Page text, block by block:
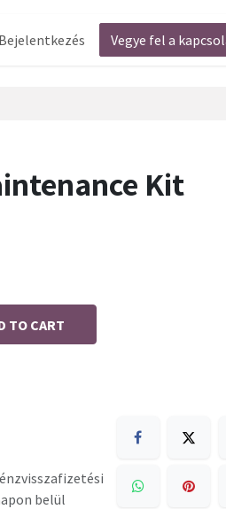
Bejelentkezés Vegye fel a
Kit
TO CART
belül